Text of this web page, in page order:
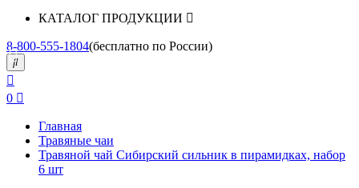
КАТАЛОГ ПРОДУКЦИИ
8-800-555-1804(бесплатно по России)
0
Главная
Травяные чаи
Травяной чай Сибирский сильник в пирамидках, набор
6 шт